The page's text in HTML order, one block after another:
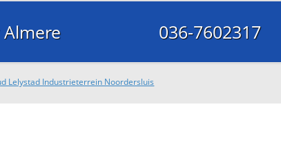
036-7602317
Lelystad Industrieterrein Noordersluis